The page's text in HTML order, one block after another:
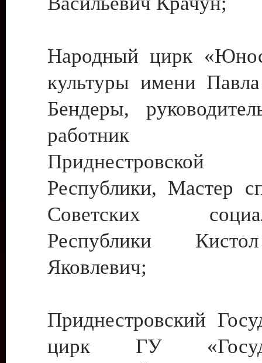
Народный цирк
культуры имени
Бендеры,
работник
Приднестровской
Республики, Мастер
Советских
Республики
Яковлевич;
Приднестровский
цирк ГУ